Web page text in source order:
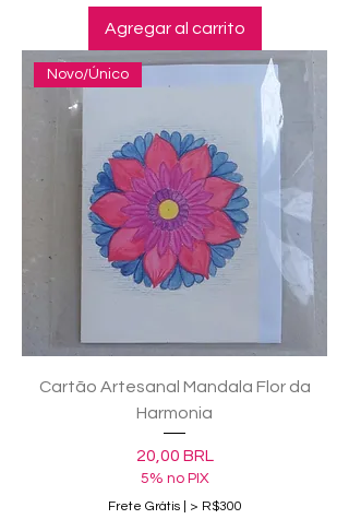
Agregar al carrito
Novo/Único
Cartão Artesanal Mandala Flor da
Harmonia
Precio
20,00 BRL
5% no PIX
Frete Grátis | > R$300